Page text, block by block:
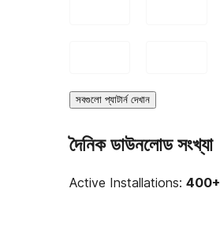
সবগুলো প্যাটার্ন দেখান
দৈনিক ডাউনলোড সংখ্যা
Active Installations: 400+